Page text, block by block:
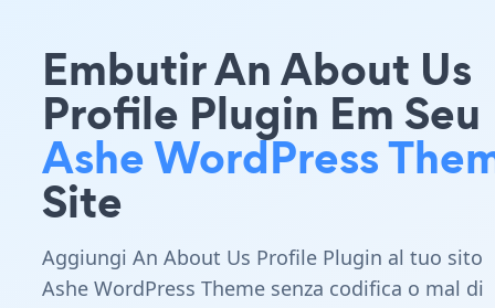
Embutir An About Us
Profile Plugin Em Seu
Ashe WordPress
Site
Aggiungi An About Us Profile Plugin al tuo sito
Ashe WordPress Theme senza codifica o mal di